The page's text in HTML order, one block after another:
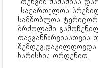
სამშობლოს
ბრძოლაში
თავგანწირვისათვის
შემდეგ,დაჯილდოვდა
ხარისხის  ორდენით.